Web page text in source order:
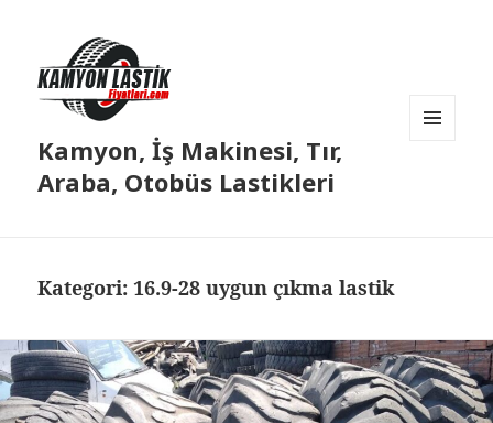
Kamyon, İş Makinesi, Tır,
Araba, Otobüs Lastikleri
Kategori:16.9-28 uygun çıkma lastik